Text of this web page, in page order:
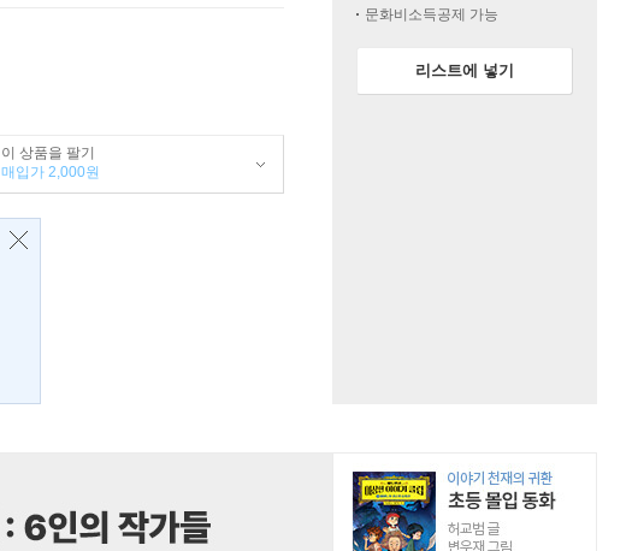
이 상품을 팔기
매입가 2,000원
문화비소득공제 가능
리스트에 넣기